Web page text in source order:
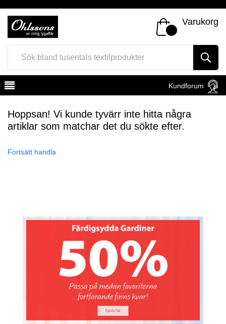
Varukorg
Kundforum
Hoppsan! Vi kunde tyvärr inte hitta några
artiklar som matchar det du sökte efter.
Fortsätt handla